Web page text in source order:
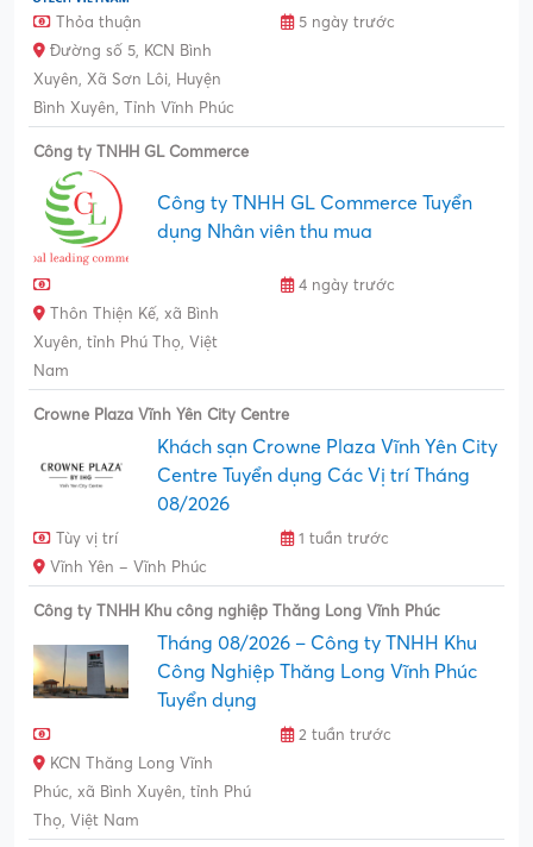
Thỏa thuận
5 ngày trước
Đường số 5, KCN Bình
Xuyên, Xã Sơn Lôi, Huyện
Bình Xuyên, Tỉnh Vĩnh Phúc
Công ty TNHH GL Commerce
Công ty TNHH GL Commerce Tuyển
dụng Nhân viên thu mua
4 ngày trước
Thôn Thiện Kế, xã Bình
Xuyên, tỉnh Phú Thọ, Việt
Nam
Crowne Plaza Vĩnh Yên City Centre
Khách sạn Crowne Plaza Vĩnh Yên City
Centre Tuyển dụng Các Vị trí Tháng
08/2026
Tùy vị trí
1 tuần trước
Vĩnh Yên – Vĩnh Phúc
Công ty TNHH Khu công nghiệp Thăng Long Vĩnh Phúc
Tháng 08/2026 – Công ty TNHH Khu
Công Nghiệp Thăng Long Vĩnh Phúc
Tuyển dụng
2 tuần trước
KCN Thăng Long Vĩnh
Phúc, xã Bình Xuyên, tỉnh Phú
Thọ, Việt Nam